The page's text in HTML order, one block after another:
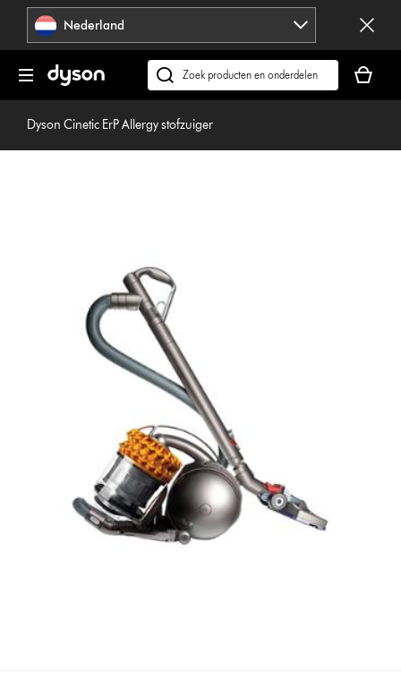
Navigatie
overslaan
Nederland
Zoek
op
dyson.nl
is
Dyson Cinetic ErP Allergy stofzuiger